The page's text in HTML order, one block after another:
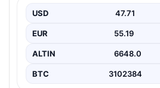
Yardımcısı Feti Yıldız, uzun
ve…
USD 47.71
EUR 55.19
ALTIN 6648.0
BTC 3102384